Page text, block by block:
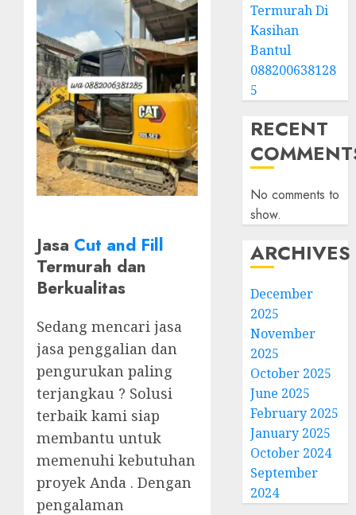
Jasa Cut and Fill
Termurah dan
Berkualitas
Sedang mencari jasa
jasa penggalian dan
pengurukan paling
terjangkau ? Solusi
terbaik kami siap
membantu untuk
memenuhi kebutuhan
proyek Anda . Dengan
pengalaman
Termurah Di
Kasihan
Bantul
088200638128
5
RECENT
No comments to
show.
ARCHIVES
December
2025
November
2025
October 2025
June 2025
February 2025
January 2025
October 2024
September
2024